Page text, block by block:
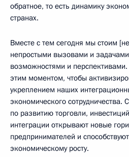
обратное, то есть динамику
странах.
Вместе с тем сегодня мы стоим
непростыми вызовами и
возможностями и
этим моментом, чтобы
укреплением наших
экономического сотрудничества.
по развитию торговли,
интеграции открывают новые
предпринимателей и
экономическому росту.